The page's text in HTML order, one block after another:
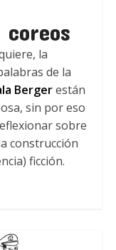
la
de la
Bergerestán
sin por eso
sobre
construcción
ficción.